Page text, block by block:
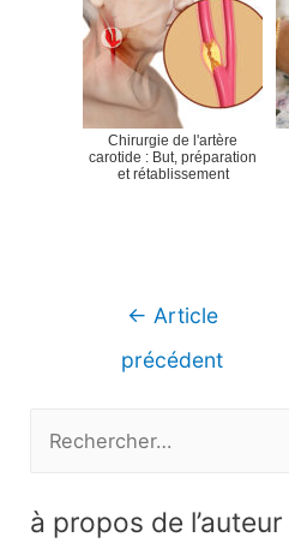
Chirurgie de l'artère
carotide : But, préparation
et rétablissement
Navigation
← Article
précédent
h
à propos de l’auteur